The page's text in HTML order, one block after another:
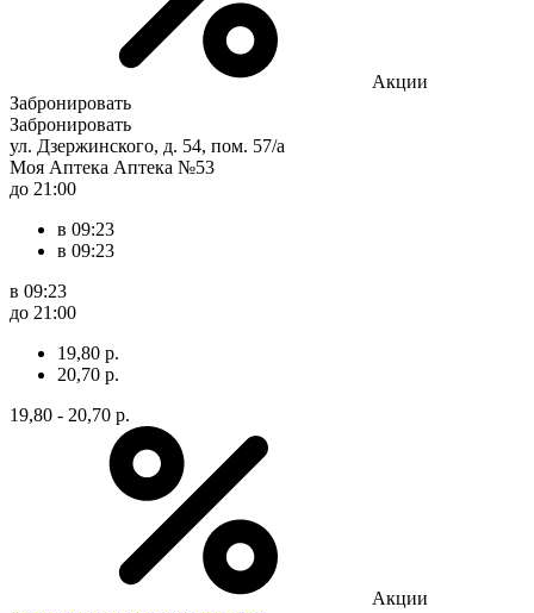
Акции
Забронировать
Забронировать
ул. Дзержинского, д. 54, пом. 57/а
Моя Аптека Аптека №53
до 21:00
в 09:23
в 09:23
в 09:23
до 21:00
19,80 р.
20,70 р.
19,80 - 20,70 р.
Акции